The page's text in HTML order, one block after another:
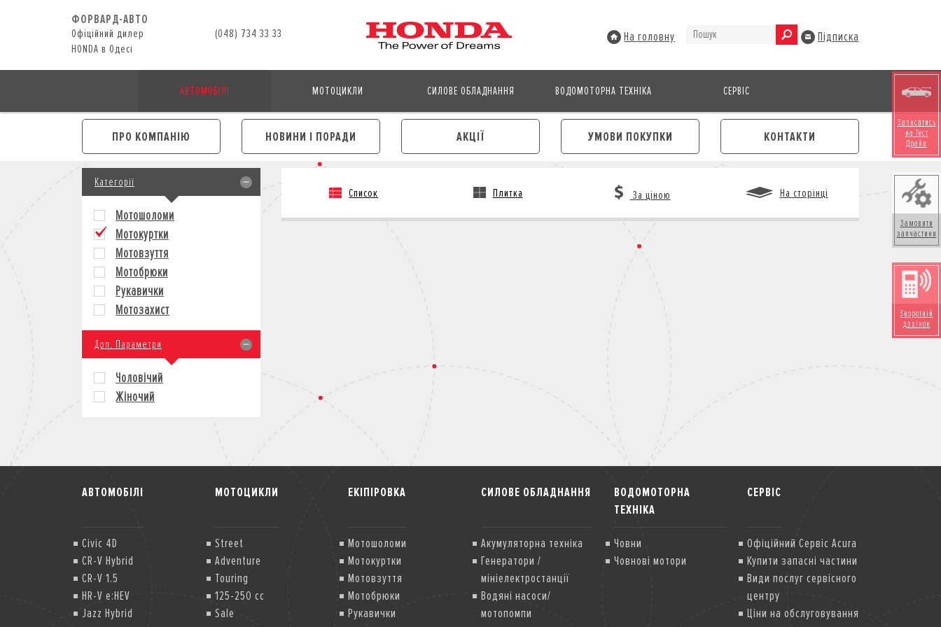
ФОРВАРД-АВТО
Офіційний дилер
HONDA в Одесі
(048) 734 33 33 На головну Підписка
АВТОМОБІЛІ МОТОЦИКЛИ СИЛОВЕ ОБЛАДНАННЯ ВОДОМОТОРНА ТЕХНІКА СЕРВІС
ПРО КОМПАНІЮ НОВИНИ І ПОРАДИ АКЦІЇ УМОВИ ПОКУПКИ КОНТАКТИ
Записатись
на Тест
Драйв
Замовити
запчастини
Зворотній
дзвінок
Категорії
Мотошоломи
Мотокуртки
Мотовзуття
Мотобрюки
Рукавички
Мотозахист
Доп. Параметри
Чоловічий
Жіночий
Список Плитка За ціною На сторінці
АВТОМОБІЛІ
Civic 4D
CR-V Hybrid
CR-V 1.5
HR-V e:HEV
Jazz Hybrid
МОТОЦИКЛИ
Street
Adventure
Touring
125-250 cc
Sale
ЕКІПІРОВКА
Мотошоломи
Мотокуртки
Мотовзуття
Мотобрюки
Рукавички
СИЛОВЕ ОБЛАДНАННЯ
Акумуляторна техніка
Генератори /
мініелектростанції
Водяні насоси/
мотопомпи
ВОДОМОТОРНА
ТЕХНІКА
Човни
Човнові мотори
СЕРВІС
Офіційний Сервіс Acura
Купити запасні частини
Види послуг сервісного
центру
Ціни на обслуговування